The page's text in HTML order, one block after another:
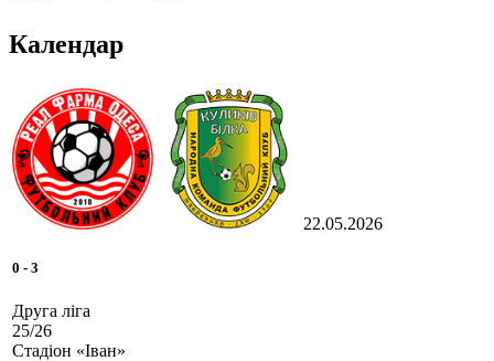
Календар
22.05.2026
0 - 3
Друга ліга
25/26
Стадіон «Іван»